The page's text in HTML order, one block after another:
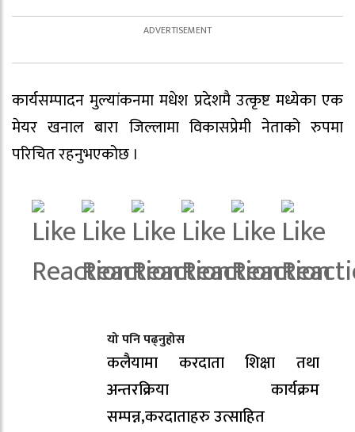
कार्यसम्पादन मुल्यांकनमा मधेश प्रदेशमै उत्कृष्ट मध्येका एक
मेयर खनाल बारा जिल्लामा विकासप्रेमी नेताको रुपमा
परिचित रहनुभएकोछ ।
यो पनि पढ्नुहोस
कलैयामा करदाता शिक्षा तथा
अन्तरक्रिया कार्यक्रम
सम्पन्न,करदाताहरु उत्साहित